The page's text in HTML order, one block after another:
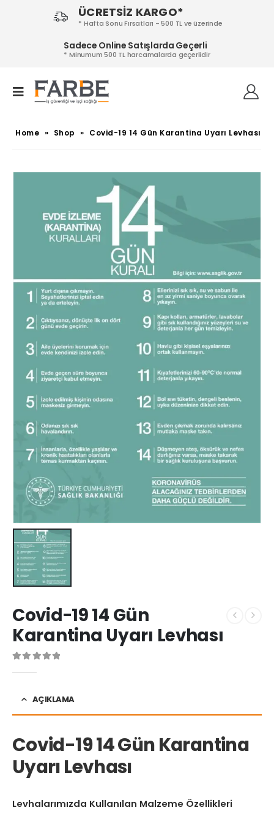
ÜCRETSİZ KARGO*
* Hafta Sonu Fırsatları - 500 TL ve üzerinde
Sadece Online Satışlarda Geçerli
* Minumum 500 TL harcamalarda geçerlidir
Home » Shop » Covid-19 14 Gün Karantina Uyarı Levhası
Covid-19 14 Gün
Karantina Uyarı Levhası
Warning
AÇIKLAMA
Covid-19 14 Gün Karantina
Uyarı Levhası
Levhalarımızda Kullanılan Malzeme Özellikleri